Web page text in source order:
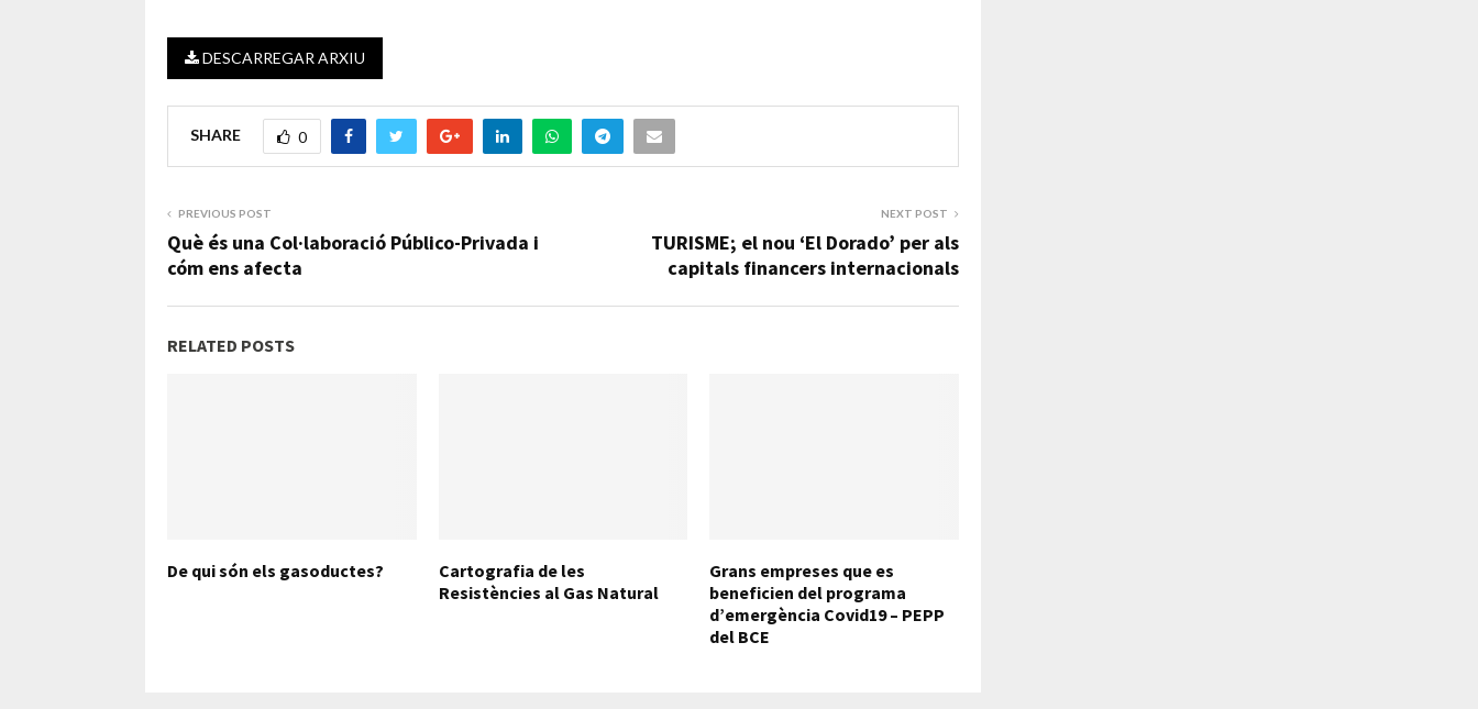
DESCARREGAR ARXIU
SHARE 0
PREVIOUS POST
Què és una Col·laboració Público-Privada i
cóm ens afecta
NEXT POST
TURISME; el nou ‘El Dorado’ per als
capitals financers internacionals
RELATED POSTS
De qui són els gasoductes?
Cartografia de les
Resistències al Gas Natural
Grans empreses que es
beneficien del programa
d’emergència Covid19 – PEPP
del BCE